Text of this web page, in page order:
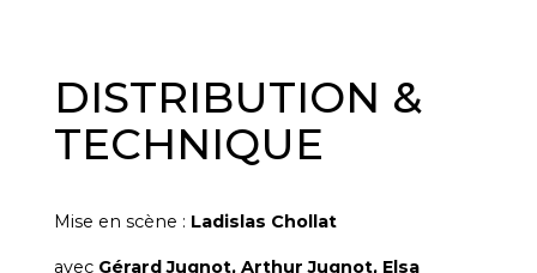
DISTRIBUTION &
TECHNIQUE
Mise en scène : Ladislas Chollat
avecGérard Jugnot, Arthur Jugnot, Elsa